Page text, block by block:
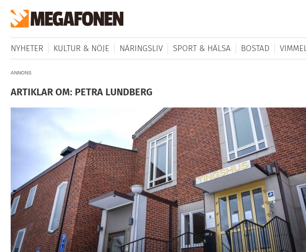
NYHETER KULTUR & NÖJE NÄRINGSLIV SPORT & HÄLSA BOSTAD
ANNONS
ARTIKLAR OM: PETRA LUNDBERG